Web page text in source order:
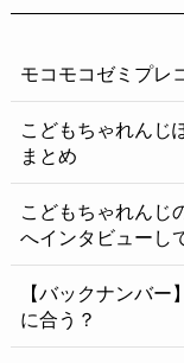
モコモコゼミプレ
こどもちゃれんじ
まとめ
こどもちゃれんじ
へインタビューし
【バックナンバ
に合う？